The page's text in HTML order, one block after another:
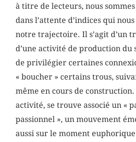
à titre de lecteurs, nous
dans l’attente d’indices qui
notre trajectoire. Il s’agit d’un
d’une activité de production du
de privilégier certaines
« boucher » certains trous,
même en cours de construction.
activité, se trouve associé un «
passionnel », un mouvement
aussi sur le moment